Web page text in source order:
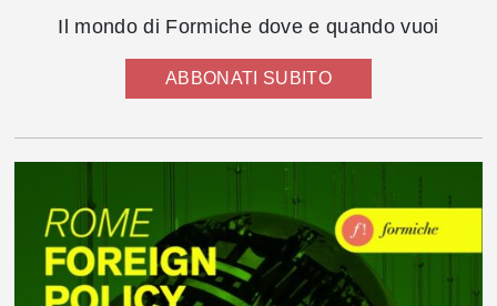
Il mondo di Formiche dove e quando vuoi
ABBONATI SUBITO